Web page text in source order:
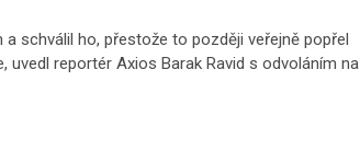
schválil ho, přestože to později veřejně popřel
reportér Axios Barak Ravid s odvoláním na